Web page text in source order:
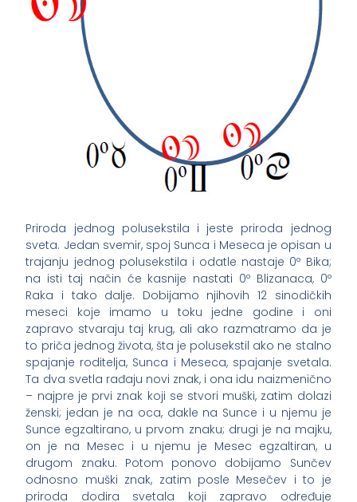
Priroda jednog polusekstila i jeste priroda jednog
sveta. Jedan svemir, spoj Sunca i Meseca je opisan u
trajanju jednog polusekstila i odatle nastaje 0º Bika;
na isti taj način će kasnije nastati 0º Blizanaca, 0º
Raka i tako dalje. Dobijamo njihovih 12 sinodičkih
meseci koje imamo u toku jedne godine i oni
zapravo stvaraju taj krug, ali ako razmatramo da je
to priča jednog života, šta je polusekstil ako ne stalno
spajanje roditelja, Sunca i Meseca, spajanje svetala.
Ta dva svetla rađaju novi znak, i ona idu naizmenično
– najpre je prvi znak koji se stvori muški, zatim dolazi
ženski; jedan je na oca, dakle na Sunce i u njemu je
Sunce egzaltirano, u prvom znaku; drugi je na majku,
on je na Mesec i u njemu je Mesec egzaltiran, u
drugom znaku. Potom ponovo dobijamo Sunčev
odnosno muški znak, zatim posle Mesečev i to je
priroda dodira svetala koji zapravo određuje